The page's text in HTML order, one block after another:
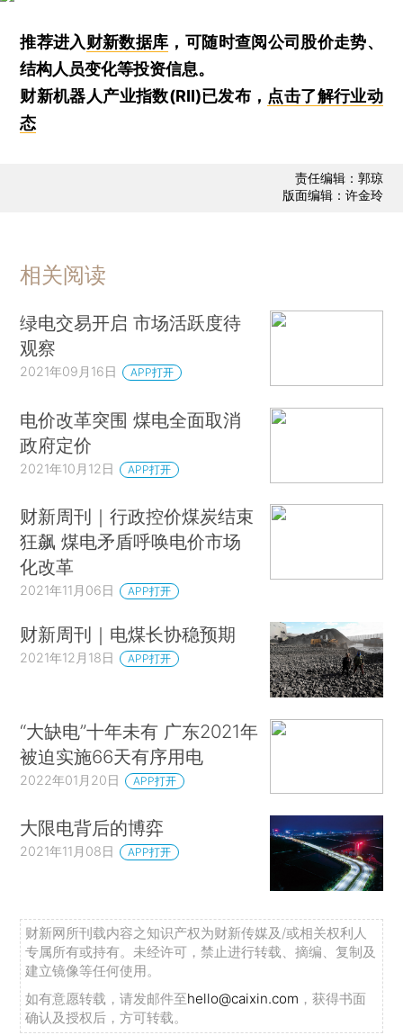
推荐进入财新数据库 ，可随时查阅公司股价走势、
结构人员变化等投资信息。
财新机器人产业指数(RII)已发布， 点击了解行业动
态
责任编辑：郭琼
版面编辑：许金玲
相关阅读
绿电交易开启 市场活跃度待
观察
2021年09月16日 APP打开
电价改革突围 煤电全面取消
政府定价
2021年10月12日 APP打开
财新周刊｜行政控价煤炭结束
狂飙 煤电矛盾呼唤电价市场
化改革
2021年11月06日 APP打开
财新周刊｜电煤长协稳预期
2021年12月18日 APP打开
“大缺电”十年未有 广东2021年
被迫实施66天有序用电
2022年01月20日 APP打开
大限电背后的博弈
2021年11月08日 APP打开
财新网所刊载内容之知识产权为财新传媒及/或相关权利人
专属所有或持有。未经许可，禁止进行转载、摘编、复制及
建立镜像等任何使用。
如有意愿转载，请发邮件至hello@caixin.com ，获得书面
确认及授权后，方可转载。